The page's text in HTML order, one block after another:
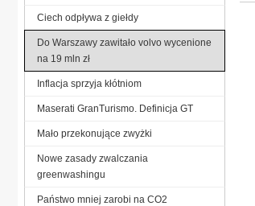
Ciech odpływa z giełdy
Do Warszawy zawitało volvo wycenione
na 19 mln zł
Inflacja sprzyja kłótniom
Maserati GranTurismo. Definicja GT
Mało przekonujące zwyżki
Nowe zasady zwalczania
greenwashingu
Państwo mniej zarobi na CO2